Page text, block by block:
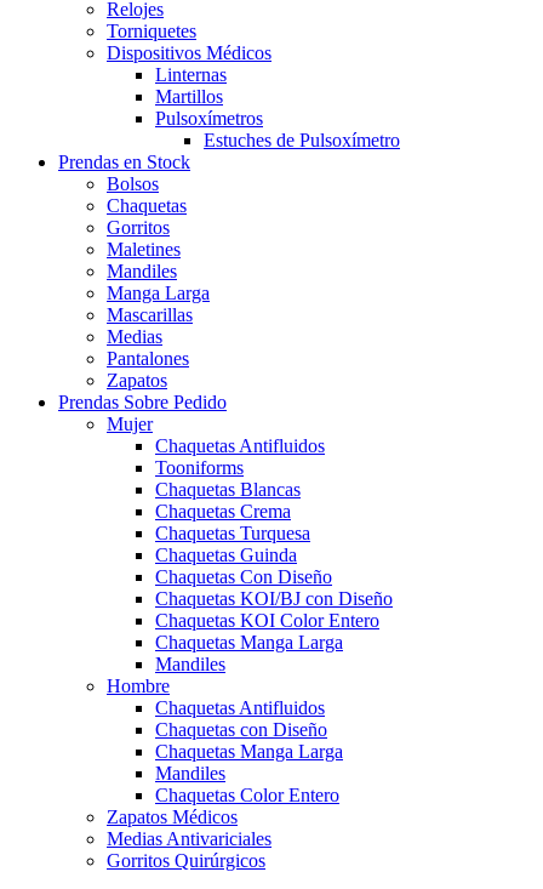
Relojes
Torniquetes
Dispositivos Médicos
Linternas
Martillos
Pulsoxímetros
Estuches de Pulsoxímetro
Prendas en Stock
Bolsos
Chaquetas
Gorritos
Maletines
Mandiles
Manga Larga
Mascarillas
Medias
Pantalones
Zapatos
Prendas Sobre Pedido
Mujer
Chaquetas Antifluidos
Tooniforms
Chaquetas Blancas
Chaquetas Crema
Chaquetas Turquesa
Chaquetas Guinda
Chaquetas Con Diseño
Chaquetas KOI/BJ con Diseño
Chaquetas KOI Color Entero
Chaquetas Manga Larga
Mandiles
Hombre
Chaquetas Antifluidos
Chaquetas con Diseño
Chaquetas Manga Larga
Mandiles
Chaquetas Color Entero
Zapatos Médicos
Medias Antivariciales
Gorritos Quirúrgicos